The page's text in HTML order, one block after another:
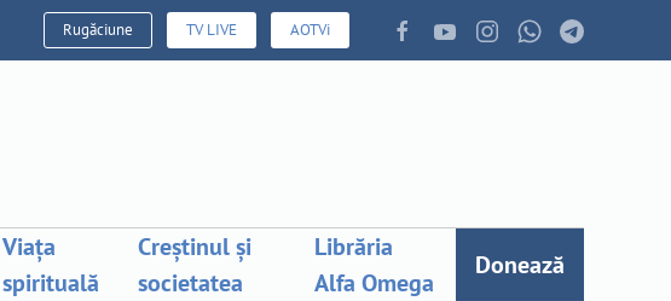
Rugăciune TV LIVE AOTVi
Viața
spirituală
Creștinul și
societatea
Librăria
Alfa Omega
Donează